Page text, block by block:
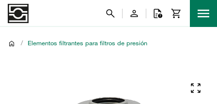
/ Elementos filtrantes para filtros de presión